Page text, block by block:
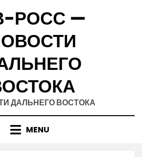
РОСС —
ДАЛЬНЕГО ВОСТОКА
MENU